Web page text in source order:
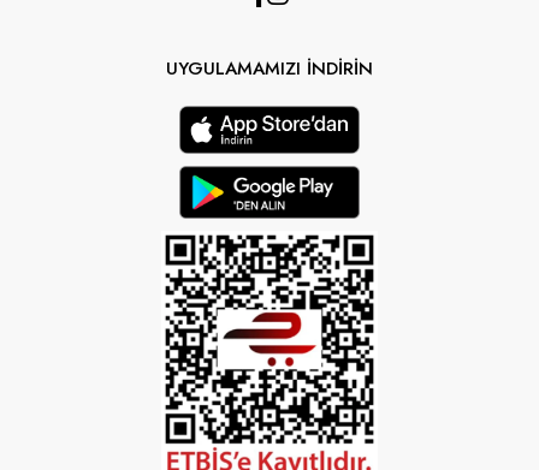
UYGULAMAMIZI İNDİRİN